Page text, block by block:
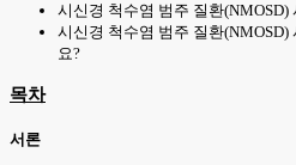
시신경 척수염 범주 질환
시신경 척수염 범주 질환
요?
목차
서론